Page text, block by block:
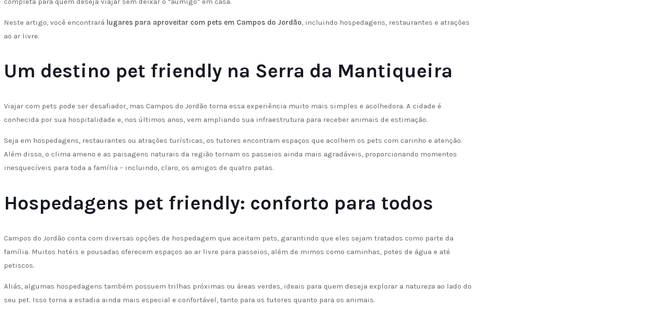
Neste artigo, você encontrará lugares para aproveitar com pets em Campos do Jordão, incluindo hospedagens, restaurantes e atrações
ao ar livre.
Um destino pet friendly na Serra da Mantiqueira
Viajar com pets pode ser desafiador, mas Campos do Jordão torna essa experiência muito mais simples e acolhedora. A cidade é
conhecida por sua hospitalidade e, nos últimos anos, vem ampliando sua infraestrutura para receber animais de estimação.
Seja em hospedagens, restaurantes ou atrações turísticas, os tutores encontram espaços que acolhem os pets com carinho e atenção.
Além disso, o clima ameno e as paisagens naturais da região tornam os passeios ainda mais agradáveis, proporcionando momentos
inesquecíveis para toda a família – incluindo, claro, os amigos de quatro patas.
Hospedagens pet friendly: conforto para todos
Campos do Jordão conta com diversas opções de hospedagem que aceitam pets, garantindo que eles sejam tratados como parte da
família. Muitos hotéis e pousadas oferecem espaços ao ar livre para passeios, além de mimos como caminhas, potes de água e até
petiscos.
Aliás, algumas hospedagens também possuem trilhas próximas ou áreas verdes, ideais para quem deseja explorar a natureza ao lado do
seu pet. Isso torna a estadia ainda mais especial e confortável, tanto para os tutores quanto para os animais.